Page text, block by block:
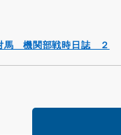
馬 機関部戦時日誌 ２